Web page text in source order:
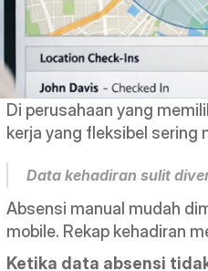
Di perusahaan yang
kerja yang fleksibel sering
Data kehadiran sulit
Absensi manual mudah
mobile. Rekap kehadiran
Ketika data absensi